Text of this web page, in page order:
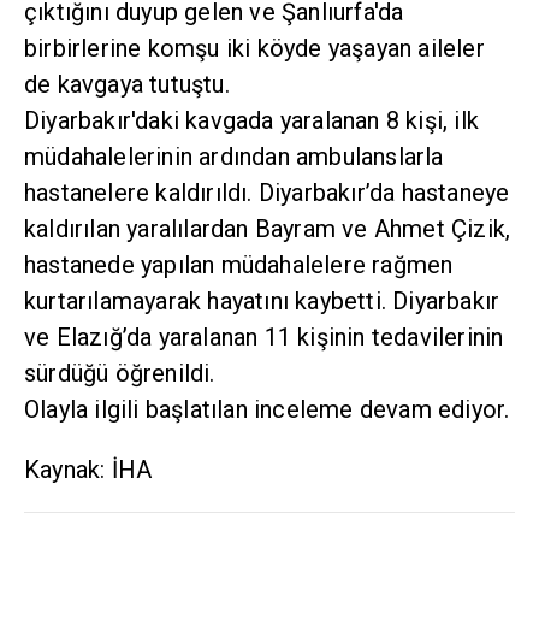
çıktığını duyup gelen ve Şanlıurfa'da
birbirlerine komşu iki köyde yaşayan aileler
de kavgaya tutuştu.
Diyarbakır'daki kavgada yaralanan 8 kişi, ilk
müdahalelerinin ardından ambulanslarla
hastanelere kaldırıldı. Diyarbakır’da hastaneye
kaldırılan yaralılardan Bayram ve Ahmet Çizik,
hastanede yapılan müdahalelere rağmen
kurtarılamayarak hayatını kaybetti. Diyarbakır
ve Elazığ’da yaralanan 11 kişinin tedavilerinin
sürdüğü öğrenildi.
Olayla ilgili başlatılan inceleme devam ediyor.
Kaynak: İHA